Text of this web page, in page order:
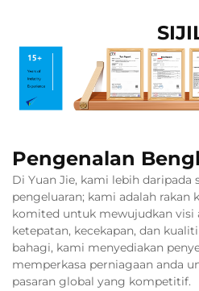
Pengenalan
Di Yuan Jie, kami lebih daripada
pengeluaran; kami adalah rakan
komited untuk mewujudkan visi
ketepatan, kecekapan, dan
bahagi, kami menyediakan
memperkasa perniagaan anda
pasaran global yang kompetitif.